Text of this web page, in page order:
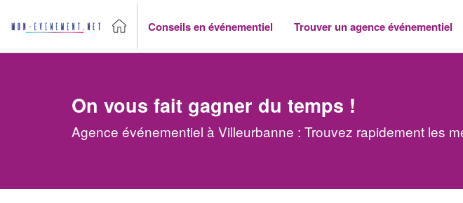
Conseils en événementiel Trouver un agence événementiel
On vous fait gagner du temps !
Agence événementiel à Villeurbanne : Trouvez rapidement les